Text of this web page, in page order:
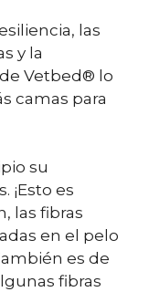
las
y la
Vetbed® lo
camas para
su
¡Esto es
las fibras
en el pelo
es de
fibras